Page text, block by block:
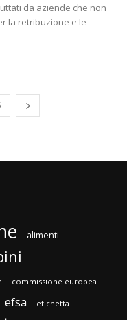
da aziende che non
la retribuzione e le
alimenti
commissione europea
efsa etichetta